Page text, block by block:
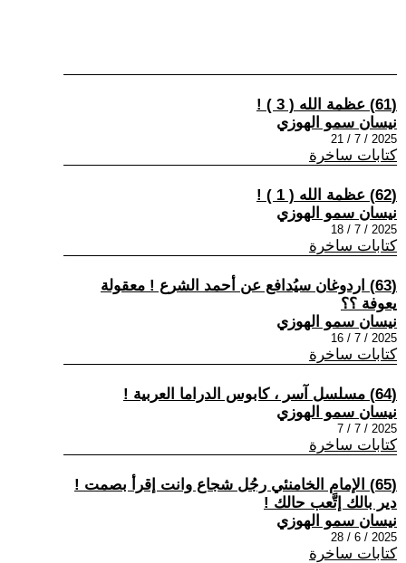
(61) عظمة الله ( 3 ) !
نيسان سمو الهوزي
2025 / 7 / 21
كتابات ساخرة
(62) عظمة الله ( 1 ) !
نيسان سمو الهوزي
2025 / 7 / 18
كتابات ساخرة
(63) اردوغان سيُدافع عن أحمد الشرع ! معقولة
يعوفة ؟؟
نيسان سمو الهوزي
2025 / 7 / 16
كتابات ساخرة
(64) مسلسل آسر ، كابوس الدراما العربية !
نيسان سمو الهوزي
2025 / 7 / 7
كتابات ساخرة
(65) الإمام الخامنئي رجُل شجاع وانت إقرأ بصمت !
دير بالك إتَّعب حالك !
نيسان سمو الهوزي
2025 / 6 / 28
كتابات ساخرة